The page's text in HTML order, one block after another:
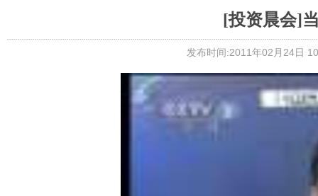
[投资晨会]
发布时间:2011年02月24日